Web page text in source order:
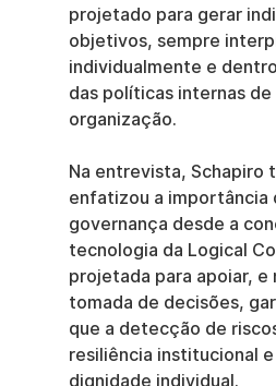
projetado para gerar
objetivos, sempre
individualmente e
das políticas internas de
organização.
Na entrevista, Schapiro
enfatizou a importância
governança desde a
tecnologia da Logical
projetada para apoiar, e
tomada de decisões,
que a detecção de
resiliência institucional
dignidade individual.